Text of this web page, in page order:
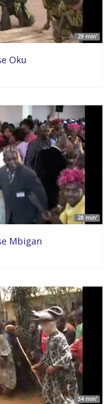
29 min'
Oku
28 min'
Mbigan
34 min'